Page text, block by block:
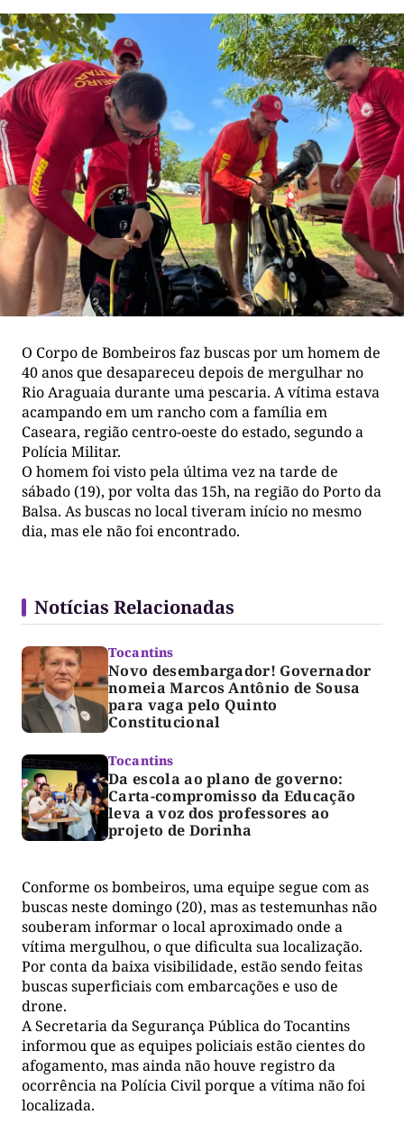
O Corpo de Bombeiros faz buscas por um homem de
40 anos que desapareceu depois de mergulhar no
Rio Araguaia durante uma pescaria. A vítima estava
acampando em um rancho com a família em
Caseara, região centro-oeste do estado, segundo a
Polícia Militar.
O homem foi visto pela última vez na tarde de
sábado (19), por volta das 15h, na região do Porto da
Balsa. As buscas no local tiveram início no mesmo
dia, mas ele não foi encontrado.
Notícias Relacionadas
Tocantins
Novo desembargador! Governador
nomeia Marcos Antônio de Sousa
para vaga pelo Quinto
Constitucional
Tocantins
Da escola ao plano de governo:
Carta-compromisso da Educação
leva a voz dos professores ao
projeto de Dorinha
Conforme os bombeiros, uma equipe segue com as
buscas neste domingo (20), mas as testemunhas não
souberam informar o local aproximado onde a
vítima mergulhou, o que dificulta sua localização.
Por conta da baixa visibilidade, estão sendo feitas
buscas superficiais com embarcações e uso de
drone.
A Secretaria da Segurança Pública do Tocantins
informou que as equipes policiais estão cientes do
afogamento, mas ainda não houve registro da
ocorrência na Polícia Civil porque a vítima não foi
localizada.